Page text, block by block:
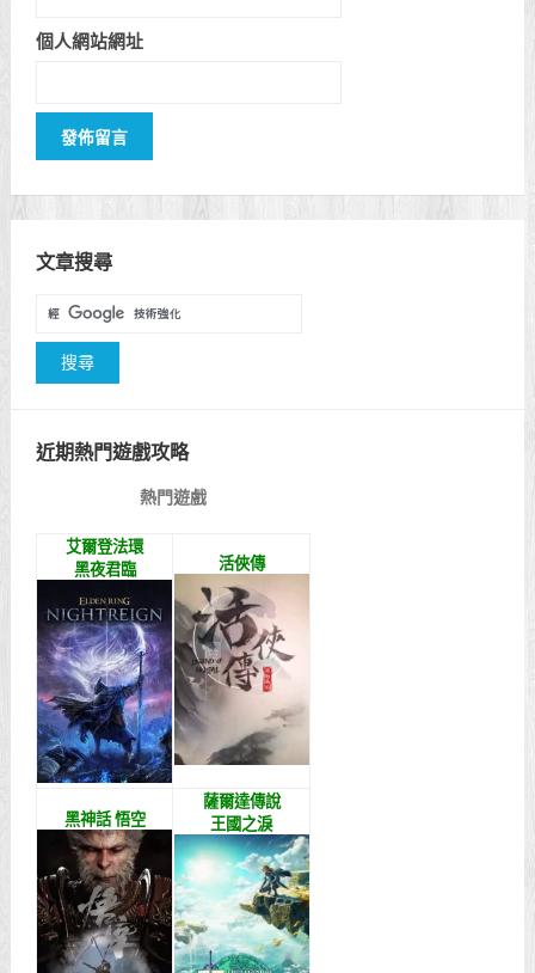
個人網站網址
文章搜尋
近期熱門遊戲攻略
熱門遊戲
艾爾登法環
黑夜君臨
活俠傳
黑神話 悟空
薩爾達傳說
王國之淚